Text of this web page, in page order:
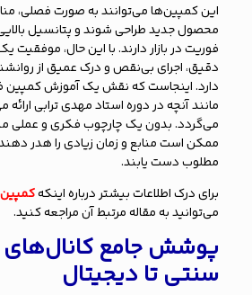
این کمپین‌ها می‌توانند به صورت فصلی،
محصول جدید طراحی شوند و پتانسیل
فوریت در بازار دارند. با این حال، موفقیت
دقیق، اجرای بی‌نقص و درک عمیق از
دارد. اینجاست که نقش یک آموزش کمپین
مانند آنچه در دوره استاد مهدی ترابی
می‌گردد. بدون یک چارچوب فکری و
ممکن است منابع و زمان زیادی را هدر
مطلوب دست یابند.
برای درک اطلاعات بیشتر درباره اینکه
می‌توانید به مقاله مرتبط آن مراجعه کنید.
پوشش جامع
سنتی تا دیجیتال